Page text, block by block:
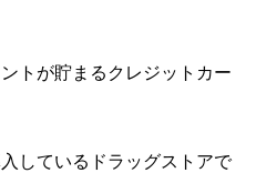
トが貯まるクレジットカー
しているドラッグストアで